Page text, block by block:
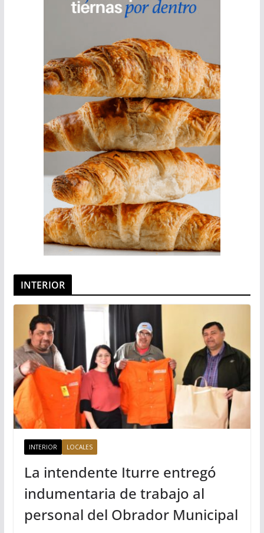
INTERIOR
INTERIOR LOCALES
La intendente Iturre entregó
indumentaria de trabajo al
personal del Obrador Municipal